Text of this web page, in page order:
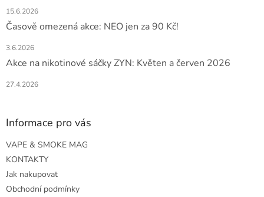
15.6.2026
Časově omezená akce: NEO jen za 90 Kč!
3.6.2026
Akce na nikotinové sáčky ZYN: Květen a červen 2026
27.4.2026
Informace pro vás
VAPE & SMOKE MAG
KONTAKTY
Jak nakupovat
Obchodní podmínky